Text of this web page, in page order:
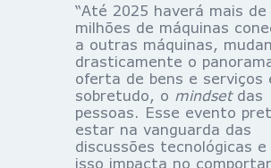
“Até 2025 haverá mais de
milhões de máquinas
a outras máquinas,
drasticamente o
oferta de bens e serviços
sobretudo, o mindset das
pessoas. Esse evento
estar na vanguarda das
discussões tecnológicas e
isso impacta no